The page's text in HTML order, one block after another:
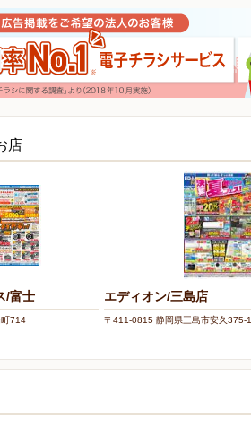
店
/富士
714
エディオン/三島店
〒411-0815 静岡県三島市安久375-1